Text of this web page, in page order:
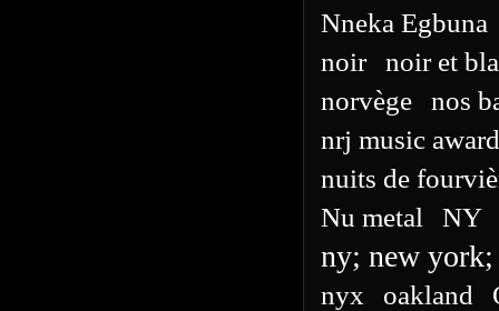
Nneka Egbuna
noir
noir et
norvège
nos
nrj music
nuits de
Nu metal
NY
ny; new york;
nyx oakland